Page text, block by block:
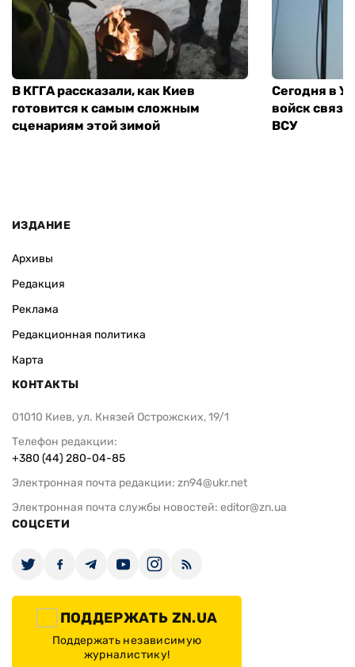
В КГГА рассказали, как Киев
готовится к самым сложным
сценариям этой зимой
Сегодня в
войск
ВСУ
ИЗДАНИЕ
Архивы
Редакция
Реклама
Редакционная политика
Карта
КОНТАКТЫ
01010 Киев, ул. Князей Острожских, 19/1
Телефон редакции:
+380 (44) 280-04-85
Электронная почта редакции: zn94@ukr.net
Электронная почта службы новостей: editor@zn.ua
СОЦСЕТИ
ПОДДЕРЖАТЬ ZN.UA
Поддержать независимую
журналистику!